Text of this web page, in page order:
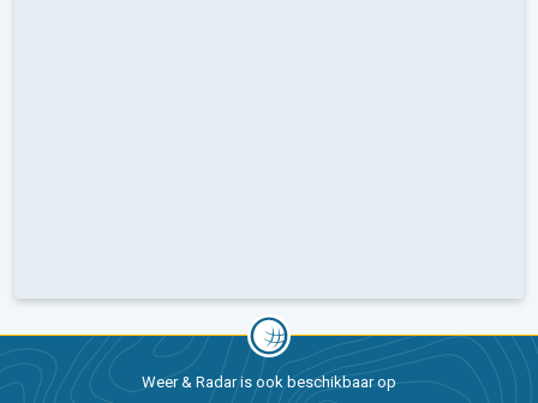
Weer & Radar is ook beschikbaar op